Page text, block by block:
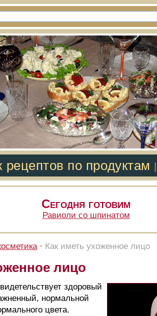
рецептов по продуктам
Сегодня готовим
Равиоли со шпинатом
• Как иметь ухоженное лицо
лицо
здоровый
нормальной
цвета.